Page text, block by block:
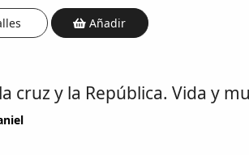
Añadir
cruz y la República. Vida y